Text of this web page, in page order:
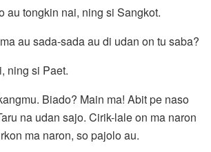
au tongkin nai, ning si Sangkot.
au sada-sada au di udan on tu saba?
ning si Paet.
Biado? Main ma! Abit pe naso
na udan sajo. Cirik-lale on ma naron
ma naron, so pajolo au.